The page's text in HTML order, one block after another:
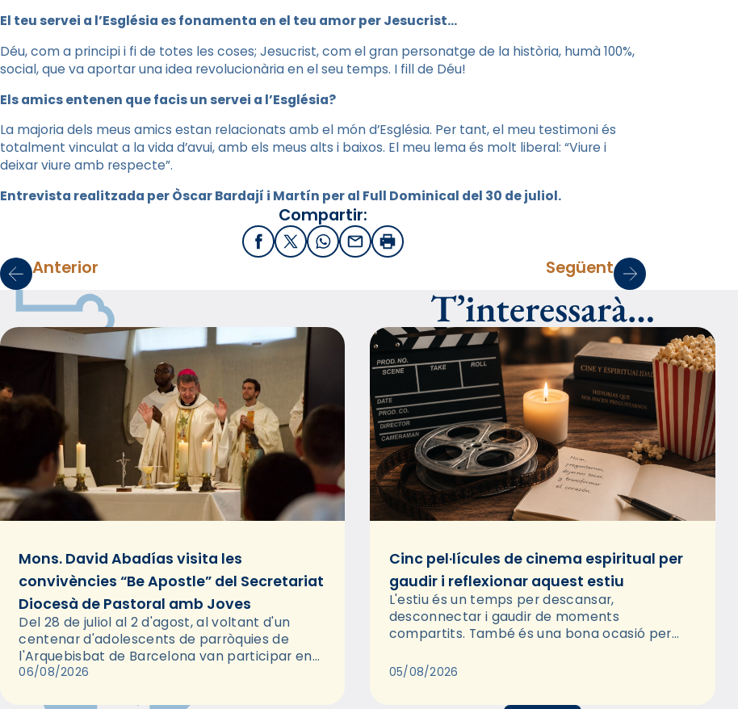
El teu servei a l’Església es fonamenta en el teu amor per Jesucrist…
Déu, com a principi i fi de totes les coses; Jesucrist, com el gran personatge de la història, humà 100%,
social, que va aportar una idea revolucionària en el seu temps. I fill de Déu!
Els amics entenen que facis un servei a l’Església?
La majoria dels meus amics estan relacionats amb el món d’Església. Per tant, el meu testimoni és
totalment vinculat a la vida d’avui, amb els meus alts i baixos. El meu lema és molt liberal: “Viure i
deixar viure amb respecte”.
Entrevista realitzada per Òscar Bardají i Martín per al Full Dominical del 30 de juliol.
Compartir:
FacebookX / Twitter
WhatsApp
EmailImprimir
Anterior Següent
T’interessarà…
Mons. David Abadías visita les
convivències “Be Apostle” del Secretariat
Diocesà de Pastoral amb Joves
Del 28 de juliol al 2 d'agost, al voltant d'un
centenar d'adolescents de parròquies de
l'Arquebisbat de Barcelona van participar en
les convivències Be Apostle, organitzades pel
06/08/2026
Cinc pel·lícules de cinema espiritual per
gaudir i reflexionar aquest estiu
L'estiu és un temps per descansar,
desconnectar i gaudir de moments
compartits. També és una bona ocasió per
través del cinema, reflexionar sobre les…
05/08/2026